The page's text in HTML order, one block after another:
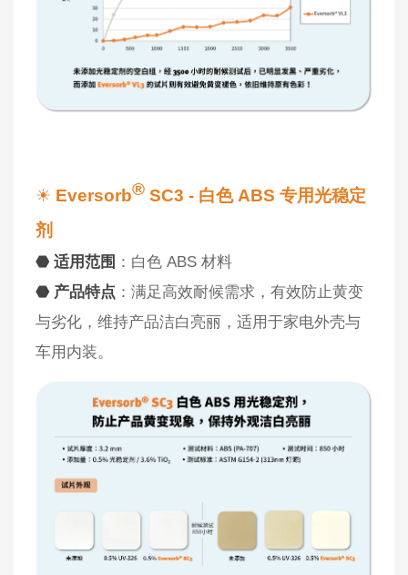
☀ Eversorb® SC3 - 白色 ABS 专用光稳定
剂
⬣ 适用范围 ：白色 ABS 材料
⬣ 产品特点 ：满足高效耐候需求，有效防止黄变
与劣化，维持产品洁白亮丽，适用于家电外壳与
车用内装。